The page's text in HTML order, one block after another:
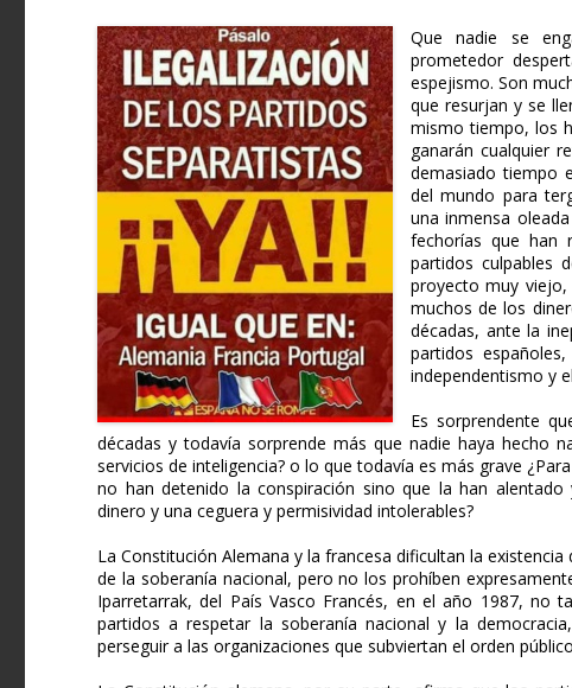
Que nadie se
prometedor
espejismo. Son
que resurjan y se
mismo tiempo, los
ganarán cualquier
demasiado tiempo
del mundo para
una inmensa
fechorías que han
partidos culpables
proyecto muy
muchos de los
décadas, ante la
partidos
independentismo y
Es sorprendente
décadas y todavía sorprende más que nadie haya hecho
servicios de inteligencia? o lo que todavía es más grave
no han detenido la conspiración sino que la han
dinero y una ceguera y permisividad intolerables?
La Constitución Alemana y la francesa dificultan la
de la soberanía nacional, pero no los prohíben
Iparretarrak, del País Vasco Francés, en el año 1987,
partidos a respetar la soberanía nacional y la
perseguir a las organizaciones que subviertan el orden